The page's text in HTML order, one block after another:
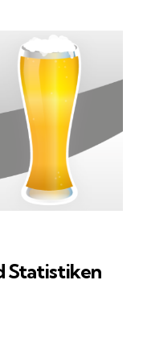
Statistiken